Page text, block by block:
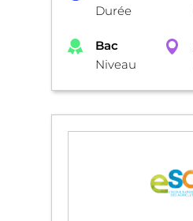
Durée
Bac
Niveau